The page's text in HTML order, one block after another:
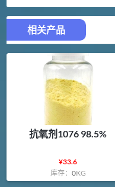
相关产品
抗氧剂1076 98.5%
¥33.6
库存： 0KG